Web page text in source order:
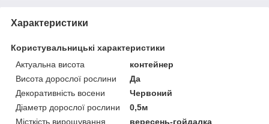
Характеристики
Користувальницькі характеристики
Актуальна висота
контейнер
Висота дорослої рослини
Да
Декоративність восени
Червоний
Діаметр дорослої рослини
0,5м
Місткість вирощування
вересень-гойдалка